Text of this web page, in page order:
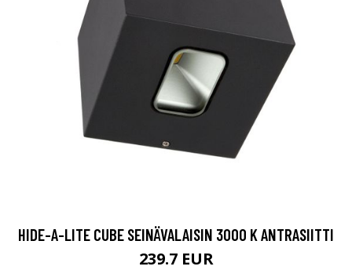
HIDE-A-LITE CUBE SEINÄVALAISIN 3000 K ANTRASIITTI
239.7 EUR